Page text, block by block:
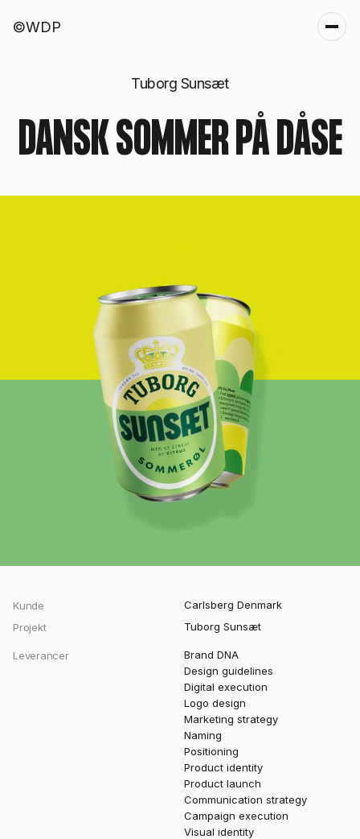
©WDP
DANSK SOMMER PÅ DÅSE
Tuborg Sunsæt
Kunde
Tuborg Sunsæt
Leverancer
Brand DNA
Design guidelines
Digital execution
Logo design
Marketing strategy
Naming
Positioning
Product identity
Product launch
Communication strategy
Campaign execution
Visual identity
Projekt
Carlsberg Denmark